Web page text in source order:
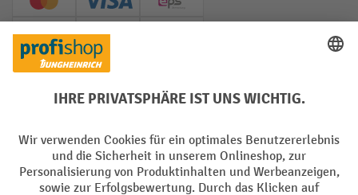
Creditcard (Master)Creditcard (Visa)
EPS
PayPal
Soziale Netzwerke